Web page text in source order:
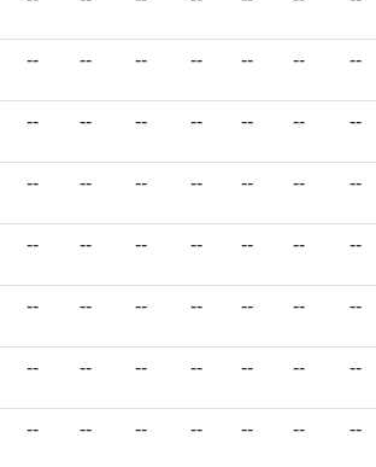
-- -- -- -- -- -- --
-- -- -- -- -- -- --
-- -- -- -- -- -- --
-- -- -- -- -- -- --
-- -- -- -- -- -- --
-- -- -- -- -- -- --
-- -- -- -- -- -- --